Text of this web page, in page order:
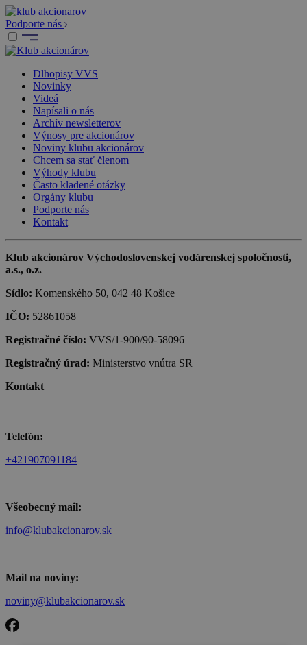
Podporte nás
Dlhopisy VVS
Novinky
Videá
Napísali o nás
Archív newsletterov
Výnosy pre akcionárov
Noviny klubu akcionárov
Chcem sa stať členom
Výhody klubu
Často kladené otázky
Orgány klubu
Podporte nás
Kontakt
Klub akcionárov Východoslovenskej vodárenskej spoločnosti,
a.s., o.z.
Sídlo: Komenského 50, 042 48 Košice
IČO: 52861058
Registračné číslo: VVS/1-900/90-58096
Registračný úrad: Ministerstvo vnútra SR
Kontakt
Telefón:
+421907091184
Všeobecný mail:
info@klubakcionarov.sk
Mail na noviny:
noviny@klubakcionarov.sk